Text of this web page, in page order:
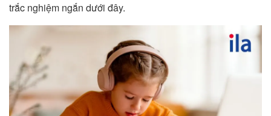
trắc nghiệm ngắn dưới đây.